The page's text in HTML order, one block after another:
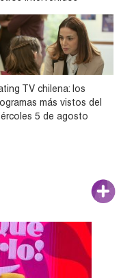
TV chilena: los
más vistos del
5 de agosto